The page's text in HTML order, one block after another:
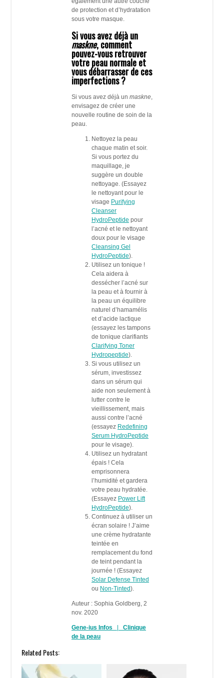
de protection et d’hydratation
sous votre masque.
Si vous avez déjà un
maskne, comment
pouvez-vous retrouver
votre peau normale et
vous débarrasser de ces
imperfections ?
Si vous avez déjà un maskne
envisagez de créer une
nouvelle routine de soin de la
peau.
Nettoyez la peau
chaque matin et soir.
Si vous portez du
maquillage, je
suggère un double
nettoyage. (Essayez
le nettoyant pour le
visage Purifying
Cleanser
HydroPeptide pour
l’acné et le nettoyant
doux pour le visage
Cleansing Gel
HydroPeptide).
Utilisez un tonique !
Cela aidera à
dessécher l’acné sur
la peau et à fournir à
la peau un équilibre
naturel d’hamamélis
et d’acide lactique
(essayez les tampons
de tonique clarifiants
Clarifying Toner
Hydropeptide).
Si vous utilisez un
sérum, investissez
dans un sérum qui
aide non seulement à
lutter contre le
vieillissement, mais
aussi contre l’acné
(essayez Redefining
Serum HydroPeptide
pour le visage).
Utilisez un hydratant
épais ! Cela
emprisonnera
l’humidité et gardera
votre peau hydratée.
(Essayez Power Lift
HydroPeptide).
Continuez à utiliser un
écran solaire ! J’aime
une crème hydratante
teintée en
remplacement du fond
de teint pendant la
journée ! (Essayez
Solar Defense Tinted
ou Non-Tinted).
Auteur : Sophia Goldberg, 2
nov. 2020
Gene-ius Infos | Clinique
de la peau
Related Posts: